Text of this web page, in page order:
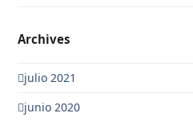
Archives
julio 2021
junio 2020